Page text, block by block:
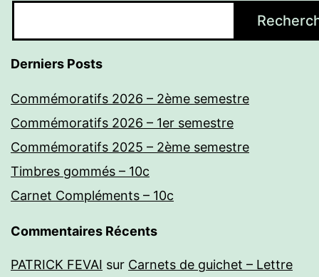
Derniers Posts
Commémoratifs 2026 – 2ème semestre
Commémoratifs 2026 – 1er semestre
Commémoratifs 2025 – 2ème semestre
Timbres gommés – 10c
Carnet Compléments – 10c
Commentaires Récents
PATRICK FEVAI sur Carnets de guichet – Lettre